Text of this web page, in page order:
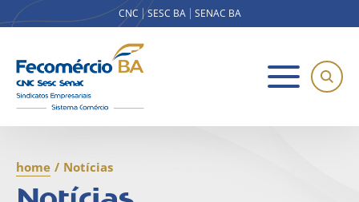
CNC SESC BA SENAC BA
home / Notícias